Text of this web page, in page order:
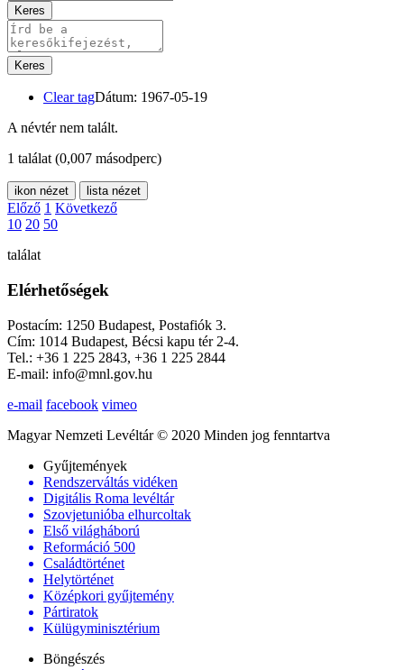
Keres
Keres
Clear tagDátum: 1967-05-19
A névtér nem talált.
1 találat (0,007 másodperc)
ikon nézet lista nézet
Előző 1 Következő
10 20 50
találat
Elérhetőségek
Postacím: 1250 Budapest, Postafiók 3.
Cím: 1014 Budapest, Bécsi kapu tér 2-4.
Tel.: +36 1 225 2843, +36 1 225 2844
E-mail: info@mnl.gov.hu
e-mail facebook vimeo
Magyar Nemzeti Levéltár © 2020 Minden jog fenntartva
Gyűjtemények
Rendszerváltás vidéken
Digitális Roma levéltár
Szovjetunióba elhurcoltak
Első világháború
Reformáció 500
Családtörténet
Helytörténet
Középkori gyűjtemény
Pártiratok
Külügyminisztérium
Böngészés